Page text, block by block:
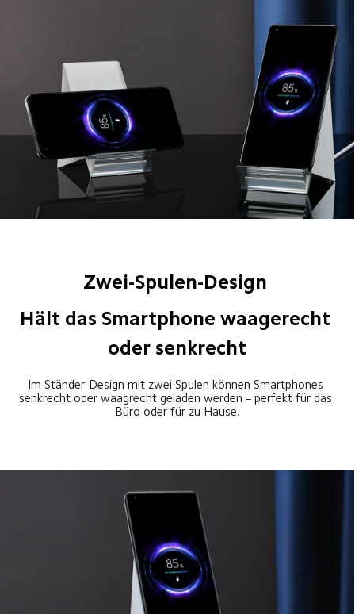
Zwei-Spulen-Design
Hält das Smartphone waagerecht
oder senkrecht
Im Ständer-Design mit zwei Spulen können Smartphones
senkrecht oder waagrecht geladen werden – perfekt für das
Büro oder für zu Hause.